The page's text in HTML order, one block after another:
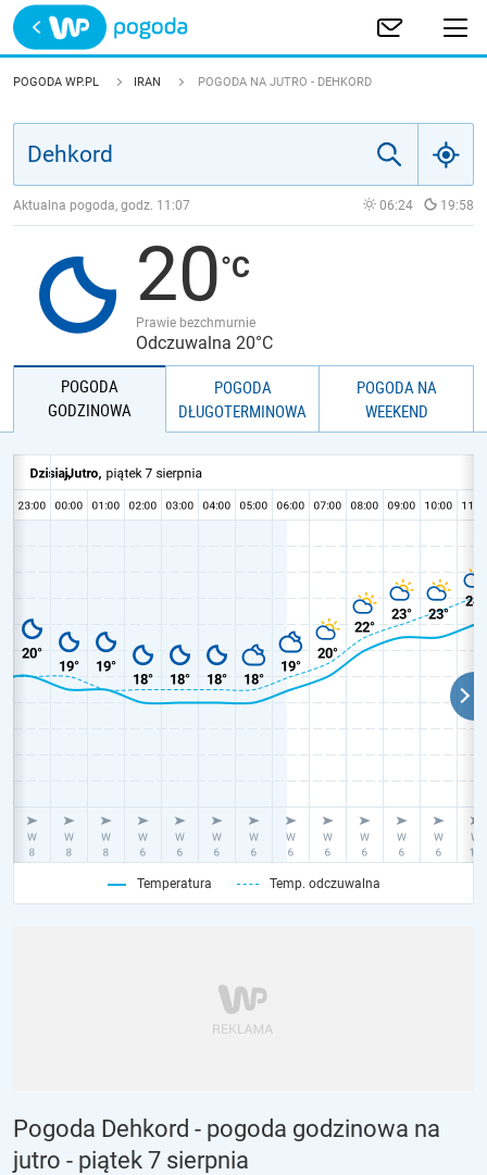
Trwa ładowanie
POLSKA
JAKOŚĆ POWIETRZA
POGODA WP.PL IRAN POGODA NA JUTRO - DEHKORD
Aktualna pogoda, godz. 11:07 06:24 19:58
20
Prawie bezchmurnie
Odczuwalna 20°C
POGODA
GODZINOWA
POGODA
DŁUGOTERMINOWA
POGODA NA
WEEKEND
Temperatura Temp. odczuwalna
Pogoda Dehkord - pogoda godzinowa na
jutro - piątek 7 sierpnia